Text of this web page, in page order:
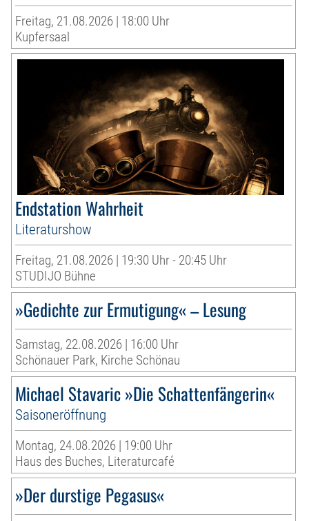
Freitag, 21.08.2026 | 18:00 Uhr
Kupfersaal
Endstation Wahrheit
Literaturshow
Freitag, 21.08.2026 | 19:30 Uhr - 20:45 Uhr
STUDIJO Bühne
»Gedichte zur Ermutigung« – Lesung
Samstag, 22.08.2026 | 16:00 Uhr
Schönauer Park, Kirche Schönau
Michael Stavaric »Die Schattenfängerin«
Saisoneröffnung
Montag, 24.08.2026 | 19:00 Uhr
Haus des Buches, Literaturcafé
»Der durstige Pegasus«